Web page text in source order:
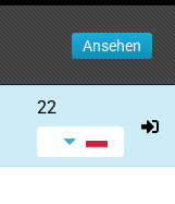
Ansehen
22